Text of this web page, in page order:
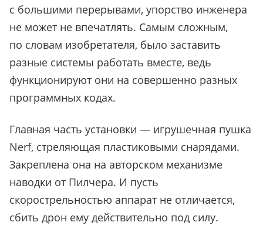
с большими перерывами, упорство инженера
не может не впечатлять. Самым сложным,
по словам изобретателя, было заставить
разные системы работать вместе, ведь
функционируют они на совершенно разных
программных кодах.
Главная часть установки — игрушечная пушка
Nerf, стреляющая пластиковыми снарядами.
Закреплена она на авторском механизме
наводки от Пилчера. И пусть
скорострельностью аппарат не отличается,
сбить дрон ему действительно под силу.